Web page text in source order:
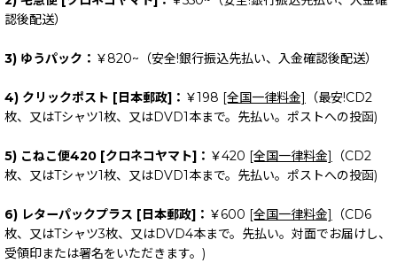
認後配送）
3) ゆうパック： ￥820~（安全!銀行振込先払い、入金確認後配送）
4) クリックポスト [日本郵政]： ￥198 [全国一律料金]
（最安!CD2
枚、又はTシャツ1枚、又はDVD1本まで。先払い。ポストへの投函)
5) こねこ便420 [クロネコヤマト]： ￥420 [全国一律料金]
（CD2
枚、又はTシャツ1枚、又はDVD1本まで。先払い。ポストへの投函)
6) レターパックプラス [日本郵政]： ￥600 [全国一律料金]
（CD6
枚、又はTシャツ3枚、又はDVD4本まで。先払い。対面でお届けし、
受領印または署名をいただきます。)